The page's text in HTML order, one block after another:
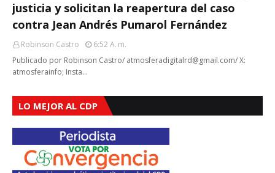
justicia y solicitan la reapertura del caso
contra Jean Andrés Pumarol Fernández
Robinson Castro
6:52 A. M.
Publicado por Robinson Castro/ atmosferadigitalrd@gmail.com/ X:
atmosferainfo; Insta…
LO MEJOR AL CDP